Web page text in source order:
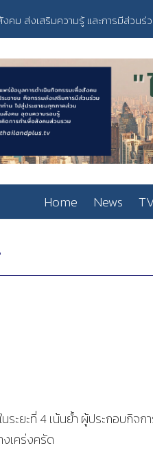
คม ส่งเสริมความรู้ และการมีส่วนร่
Home News
ะยะที่ 4 เน้นย้ำ ผู้ประกอบกิจก
เคร่งครัด​